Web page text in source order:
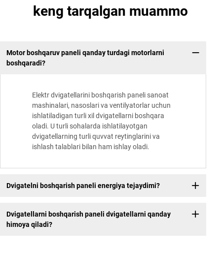
keng tarqalgan muammo
Motor boshqaruv paneli qanday turdagi motorlarni
boshqaradi?
Elektr dvigatellarini boshqarish paneli sanoat
mashinalari, nasoslari va ventilyatorlar uchun
ishlatiladigan turli xil dvigatellarni boshqara
oladi. U turli sohalarda ishlatilayotgan
dvigatellarning turli quvvat reytinglarini va
ishlash talablari bilan ham ishlay oladi.
Dvigatelni boshqarish paneli energiya tejaydimi?
Dvigatellarni boshqarish paneli dvigatellarni qanday
himoya qiladi?